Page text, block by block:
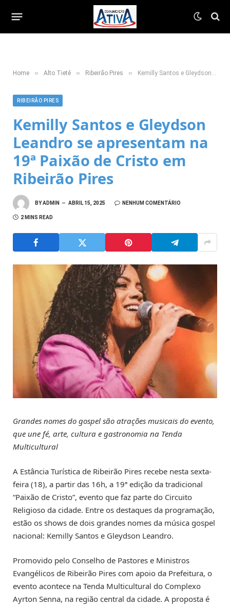
Home » Alto Tietê » Ribeirão Pires » Kemilly Santos e Gleydson Leandro se apresentam na 19ª Paixão de Cristo em Ribeirão Pires
RIBEIRÃO PIRES
Kemilly Santos e Gleydson
Leandro se apresentam na
19ª Paixão de Cristo em
Ribeirão Pires
BYADMIN ABRIL 15, 2025 NENHUM COMENTÁRIO
2 MINS READ
Grandes nomes do gospel são atrações musicais do evento,
que une fé, arte, cultura e gastronomia na Tenda
Multicultural
A Estância Turística de Ribeirão Pires recebe nesta sexta-
feira (18), a partir das 16h, a 19ª edição da tradicional
“Paixão de Cristo”, evento que faz parte do Circuito
Religioso da cidade. Entre os destaques da programação,
estão os shows de dois grandes nomes da música gospel
nacional: Kemilly Santos e Gleydson Leandro.
Promovido pelo Conselho de Pastores e Ministros
Evangélicos de Ribeirão Pires com apoio da Prefeitura, o
evento acontece na Tenda Multicultural do Complexo
Ayrton Senna, na região central da cidade. A proposta é